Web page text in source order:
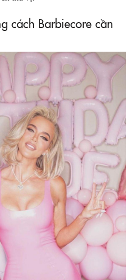
cách Barbiecore cần